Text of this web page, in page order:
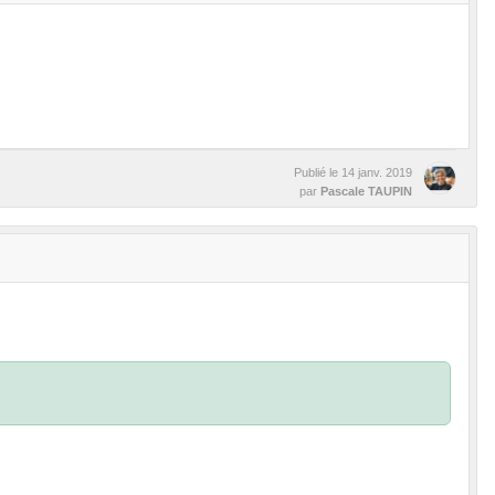
Publié le 14 janv. 2019
par Pascale TAUPIN